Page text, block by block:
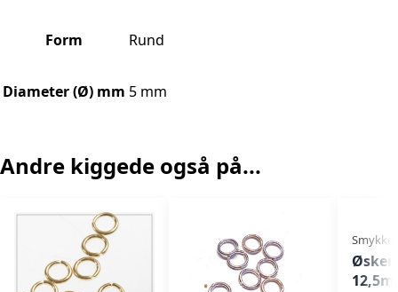
Form Rund
Diameter (Ø) mm 5 mm
Andre kiggede også på...